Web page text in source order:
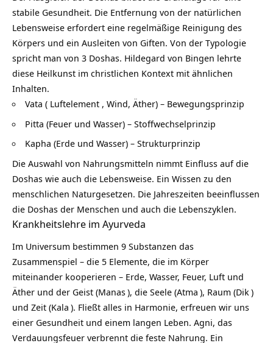
stabile Gesundheit. Die Entfernung von der natürlichen
Lebensweise erfordert eine regelmäßige Reinigung des
Körpers und ein Ausleiten von Giften. Von der Typologie
spricht man von 3 Doshas. Hildegard von Bingen lehrte
diese Heilkunst im christlichen Kontext mit ähnlichen
Inhalten.
Vata ( Luftelement , Wind, Äther) – Bewegungsprinzip
Pitta (Feuer und Wasser) – Stoffwechselprinzip
Kapha (Erde und Wasser) – Strukturprinzip
Die Auswahl von Nahrungsmitteln nimmt Einfluss auf die
Doshas wie auch die Lebensweise. Ein Wissen zu den
menschlichen Naturgesetzen. Die Jahreszeiten beeinflussen
die Doshas der Menschen und auch die Lebenszyklen.
Krankheitslehre im Ayurveda
Im Universum bestimmen 9 Substanzen das
Zusammenspiel – die 5 Elemente, die im Körper
miteinander kooperieren – Erde, Wasser, Feuer, Luft und
Äther und der Geist (Manas), die Seele (Atma ), Raum (Dik)
und Zeit (Kala ). Fließt alles in Harmonie, erfreuen wir uns
einer Gesundheit und einem langen Leben. Agni, das
Verdauungsfeuer verbrennt die feste Nahrung. Ein